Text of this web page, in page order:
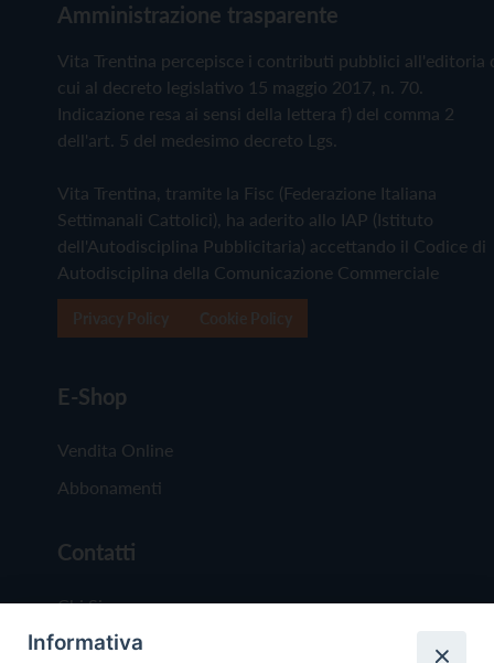
Amministrazione trasparente
Vita Trentina percepisce i contributi pubblici all'editoria
cui al decreto legislativo 15 maggio 2017, n. 70.
Indicazione resa ai sensi della lettera f) del comma 2
dell'art. 5 del medesimo decreto Lgs.
Vita Trentina, tramite la Fisc (Federazione Italiana
Settimanali Cattolici), ha aderito allo IAP (Istituto
dell'Autodisciplina Pubblicitaria) accettando il Codice di
Autodisciplina della Comunicazione Commerciale
E-Shop
Vendita Online
Abbonamenti
Contatti
Chi Siamo
Redazione
Informativa